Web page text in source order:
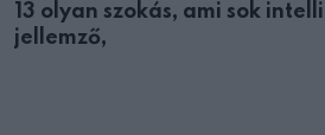
13 olyan szokás, ami sok
jellemző,